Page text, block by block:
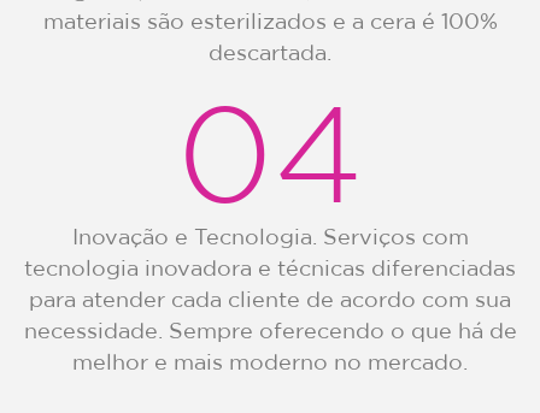
materiais são esterilizados e a cera é 100%
descartada.
04
Inovação e Tecnologia. Serviços com
tecnologia inovadora e técnicas diferenciadas
para atender cada cliente de acordo com sua
necessidade. Sempre oferecendo o que há de
melhor e mais moderno no mercado.